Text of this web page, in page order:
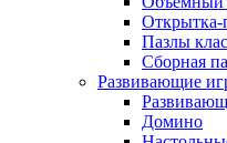
Открытка-
Пазлы
Сборная
Развивающие
Домино